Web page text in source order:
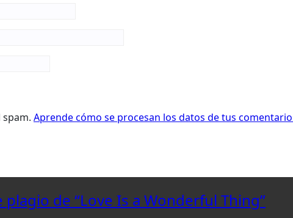
Aprende cómo se procesan los datos de tus
de “Love Is a Wonderful Thing”